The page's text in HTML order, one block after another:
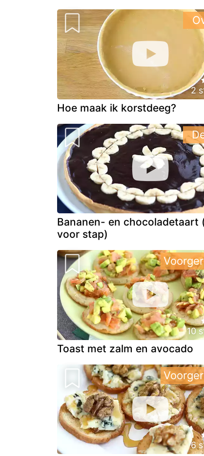
2
Hoe maak ik korstdeeg?
Bananen- en chocoladetaart
voor stap)
10
Toast met zalm en avocado
6